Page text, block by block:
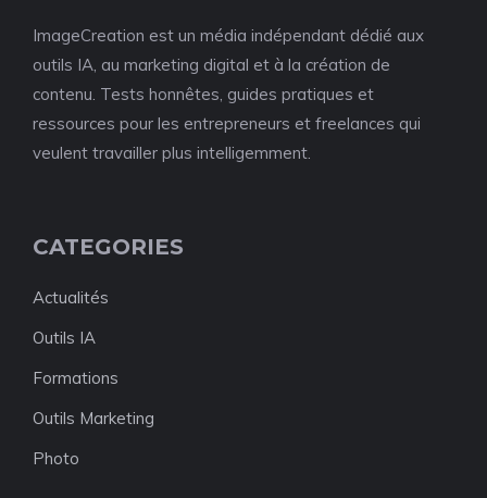
ImageCreation est un média indépendant dédié aux
outils IA, au marketing digital et à la création de
contenu. Tests honnêtes, guides pratiques et
ressources pour les entrepreneurs et freelances qui
veulent travailler plus intelligemment.
CATEGORIES
Actualités
Outils IA
Formations
Outils Marketing
Photo